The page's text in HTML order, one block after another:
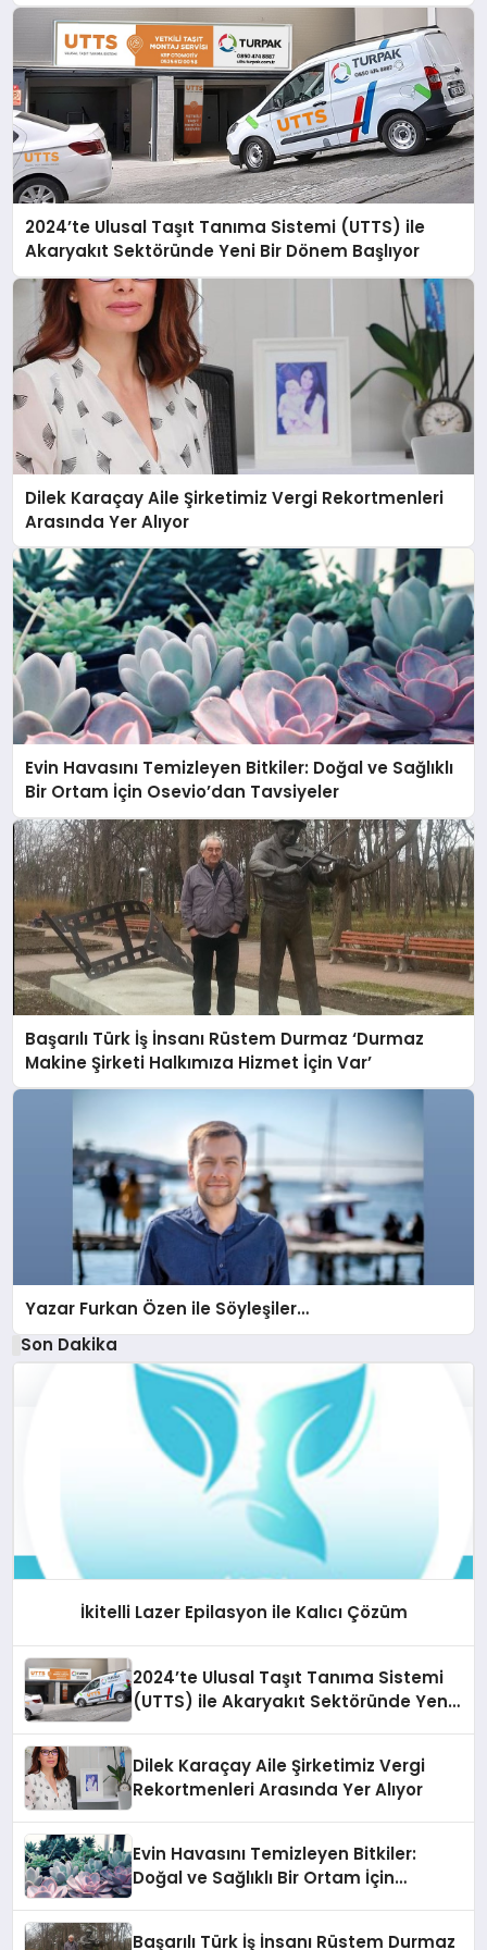
2024’te Ulusal Taşıt Tanıma Sistemi (UTTS) ile
Akaryakıt Sektöründe Yeni Bir Dönem Başlıyor
Dilek Karaçay Aile Şirketimiz Vergi Rekortmenleri
Arasında Yer Alıyor
Evin Havasını Temizleyen Bitkiler: Doğal ve Sağlıklı
Bir Ortam İçin Osevio’dan Tavsiyeler
Başarılı Türk İş İnsanı Rüstem Durmaz ‘Durmaz
Makine Şirketi Halkımıza Hizmet İçin Var’
Yazar Furkan Özen ile Söyleşiler…
Son Dakika
İkitelli Lazer Epilasyon ile Kalıcı Çözüm
2024’te Ulusal Taşıt Tanıma Sistemi
(UTTS) ile Akaryakıt Sektöründe Yeni
Dilek Karaçay Aile Şirketimiz Vergi
Rekortmenleri Arasında Yer Alıyor
Evin Havasını Temizleyen Bitkiler:
Doğal ve Sağlıklı Bir Ortam İçin
Başarılı Türk İş İnsanı Rüstem Durmaz